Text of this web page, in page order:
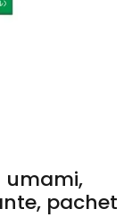
umami,
pachet